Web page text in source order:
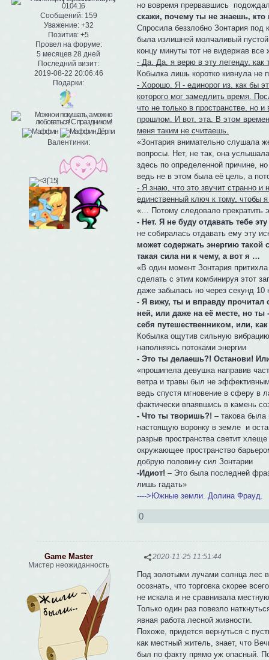
Сообщений:159
Уважение: +32
Позитив: +5
Провел на форуме:
5 месяцев 28 дней
Последний визит:
2019-08-22 20:06:46
Подарки:
Валентинки:
но вовремя прервавшись
скажи, почему ты не знаешь, кто
Спросила беззлобно Зонтария под
была излишней молчаливый
концу минуты тот не видержав все
- Да. Да, я верю в эту легенду, как
Кобылка лишь коротко кивнула не
- Хорошо. Я - единорог из, как бы
которого мог замедлить время.
что не только в пространстве,
прошлом. И вот, эта. В этом
меня таким не считаешь.
«Зонтария внимательно слушала
вопросы. Нет, не так, она
здесь по определенной причине,
ведь не в этом была её цель, а
- Я знаю, что это звучит странно
единственный ключ к тому, чтобы
«… Потому следовало прекратить
- Нет. Я не буду отдавать тебе
не собиралась отдавать ему эту
может содержать энергию
такая сила ни к чему, а вот я …
«В один момент Зонтария
сделать с этим комбинируя этот
даже забылась но через секунд
- Я вижу, ты и вправду прочитал
ней, или даже на её месте, но
себя путешественником, или,
Кобылка ощутив сильную
наполняясь потоками энергии
- Это ты делаешь?! Останови!
«прошипела девушка направив
ветра и травы был не
ведь спустя мгновение в сферу в
фактически впаявшись в камень
- Что ты творишь?!– такова была
настоящую воронку в земле и
разрыв пространства светит
окружающее пространство
добрую половину сил Зонтарии
-Идиот!– Это была последней
лишь гадать»
---->Южные земли. Долина Фрауд.
0
2020-11-25 11:51:44
Game Master
Мистер неожиданность
Под золотыми лучами солнца лес
осознать, что торговка скорее
не искала и не сравнивала
Только один раз повезло
явная работа лесной живности.
Похоже, придется вернуться с
как местный житель, знает, что
был по факту прямо уж опасный.